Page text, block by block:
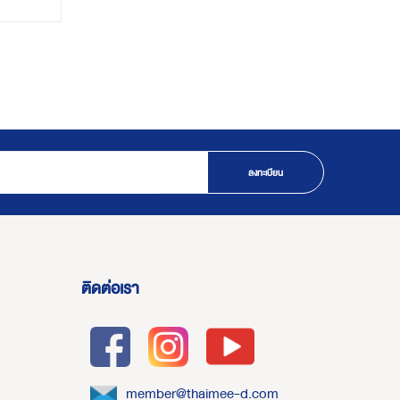
ลงทะเบียน
ติดต่อเรา
member@thaimee-d.com